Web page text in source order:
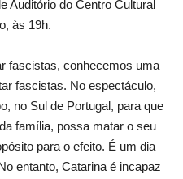
Auditório do Centro Cultural
às 19h.
fascistas, conhecemos uma
fascistas. No espectáculo,
no Sul de Portugal, para que
família, possa matar o seu
para o efeito. É um dia
entanto, Catarina é incapaz